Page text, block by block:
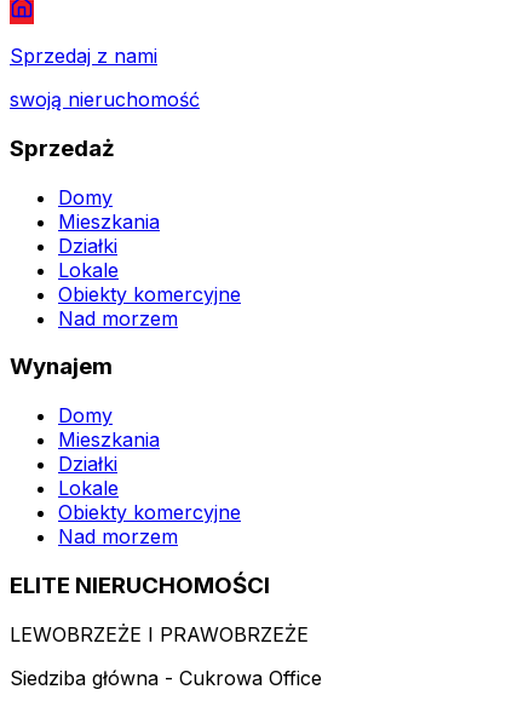
Sprzedaj z nami
swoją nieruchomość
Sprzedaż
Domy
Mieszkania
Działki
Lokale
Obiekty komercyjne
Nad morzem
Wynajem
Domy
Mieszkania
Działki
Lokale
Obiekty komercyjne
Nad morzem
ELITE NIERUCHOMOŚCI
LEWOBRZEŻE I PRAWOBRZEŻE
Siedziba główna - Cukrowa Office